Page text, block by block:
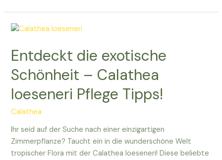
lutea:
und
für
euch.
Entdeckt die exotische
Schönheit – Calathea
loeseneri Pflege Tipps!
Calathea
Ihr seid auf der Suche nach einer einzigartigen
Zimmerpflanze? Taucht ein in die wunderschöne Welt
tropischer Flora mit der Calathea loeseneri! Diese beliebte